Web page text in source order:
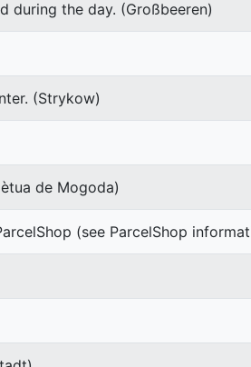
during the day. (Großbeeren)
(Strykow)
de Mogoda)
(see ParcelShop